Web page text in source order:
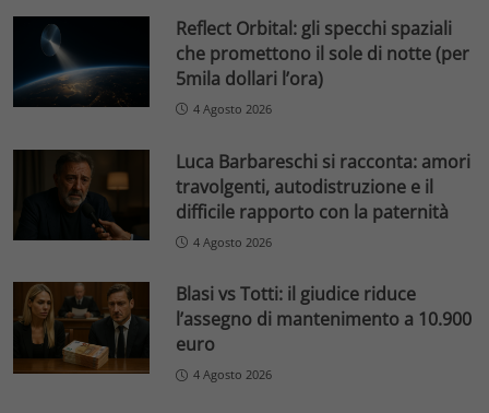
Reflect Orbital: gli specchi spaziali
che promettono il sole di notte (per
5mila dollari l’ora)
4 Agosto 2026
Luca Barbareschi si racconta: amori
travolgenti, autodistruzione e il
difficile rapporto con la paternità
4 Agosto 2026
Blasi vs Totti: il giudice riduce
l’assegno di mantenimento a 10.900
euro
4 Agosto 2026